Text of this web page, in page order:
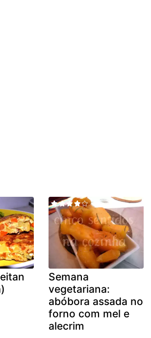
Semana
vegetariana:
abóbora assada no
forno com mel e
alecrim